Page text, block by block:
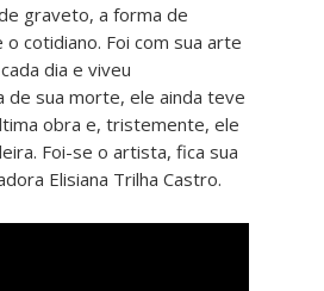
graveto, a forma de
cotidiano. Foi com sua arte
dia e viveu
de sua morte, ele ainda teve
obra e, tristemente, ele
Foi-se o artista, fica sua
Elisiana Trilha Castro.